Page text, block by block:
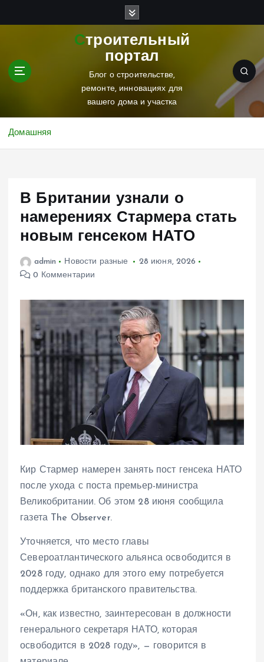
Строительный
портал
Блог о строительстве,
ремонте, инновациях для
вашего дома и участка
Домашняя
В Британии узнали о
намерениях Стармера стать
новым генсеком НАТО
admin Новости разные
28 июня, 2026
0 Комментарии
Кир Стармер намерен занять пост генсека НАТО
после ухода с поста премьер-министра
Великобритании. Об этом 28 июня сообщила
газета The Observer.
Уточняется, что место главы
Североатлантического альянса освободится в
2028 году, однако для этого ему потребуется
поддержка британского правительства.
«Он, как известно, заинтересован в должности
генерального секретаря НАТО, которая
освободится в 2028 году», — говорится в